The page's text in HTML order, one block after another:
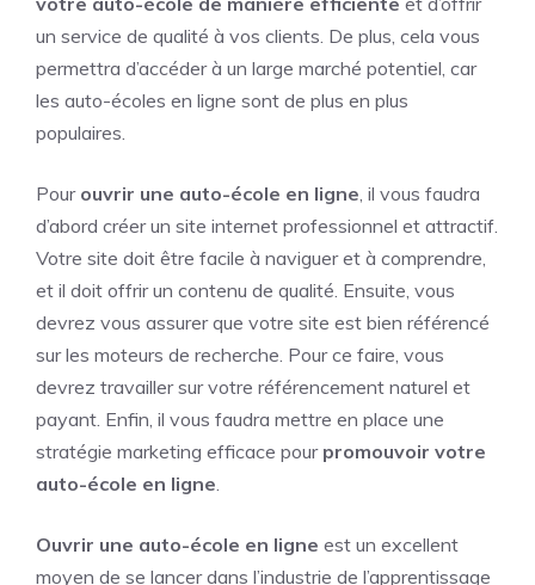
un service de qualité à vos clients. De plus, cela vous
permettra d’accéder à un large marché potentiel, car
les auto-écoles en ligne sont de plus en plus
populaires.
Pour ouvrir une auto-école en ligne, il vous faudra
d’abord créer un site internet professionnel et attractif.
Votre site doit être facile à naviguer et à comprendre,
et il doit offrir un contenu de qualité. Ensuite, vous
devrez vous assurer que votre site est bien référencé
sur les moteurs de recherche. Pour ce faire, vous
devrez travailler sur votre référencement naturel et
payant. Enfin, il vous faudra mettre en place une
stratégie marketing efficace pour promouvoir votre
auto-école en ligne.
Ouvrir une auto-école en ligne est un excellent
moyen de se lancer dans l’industrie de l’apprentissage